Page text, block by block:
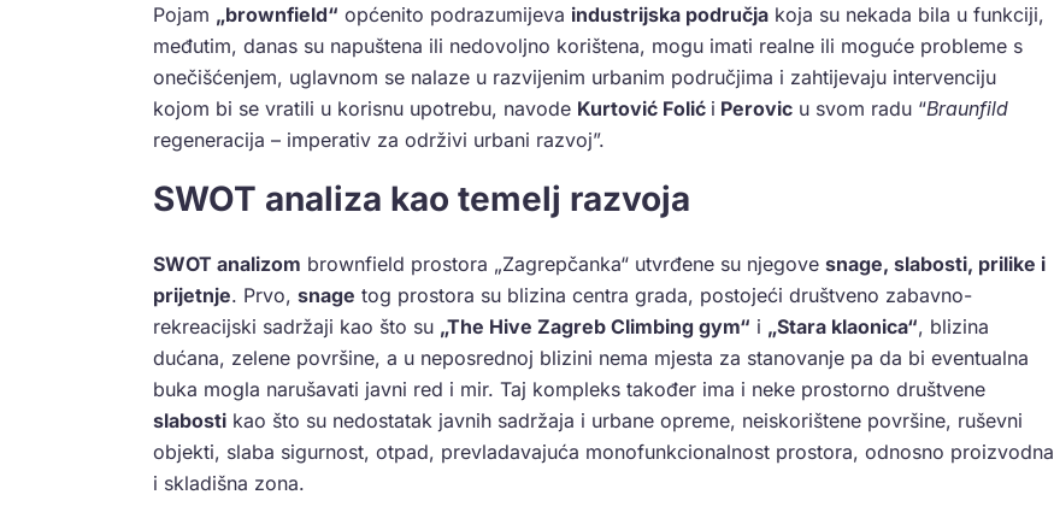
Pojam „brownfield“ općenito podrazumijeva industrijska područja koja su nekada bila u funkciji,
međutim, danas su napuštena ili nedovoljno korištena, mogu imati realne ili moguće probleme s
onečišćenjem, uglavnom se nalaze u razvijenim urbanim područjima i zahtijevaju intervenciju
kojom bi se vratili u korisnu upotrebu, navode Kurtović Folić i Perovic u svom radu “Braunfild
regeneracija – imperativ za održivi urbani razvoj”.
SWOT analiza kao temelj razvoja
SWOT analizom brownfield prostora „Zagrepčanka“ utvrđene su njegove snage, slabosti, prilike i
prijetnje. Prvo, snage tog prostora su blizina centra grada, postojeći društveno zabavno-
rekreacijski sadržaji kao što su „The Hive Zagreb Climbing gym“ i „Stara klaonica“, blizina
dućana, zelene površine, a u neposrednoj blizini nema mjesta za stanovanje pa da bi eventualna
buka mogla narušavati javni red i mir. Taj kompleks također ima i neke prostorno društvene
slabosti kao što su nedostatak javnih sadržaja i urbane opreme, neiskorištene površine, ruševni
objekti, slaba sigurnost, otpad, prevladavajuća monofunkcionalnost prostora, odnosno proizvodna
i skladišna zona.